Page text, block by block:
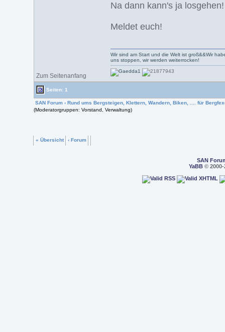
Na dann kann's ja
Meldet euch!
Zum Seitenanfang
Wir sind am Start und die Welt ist groß&&Wir
uns stoppen, wir werden weiterrocken!
Seiten: 1
SAN Forum› Rund ums Bergsteigen, Klettern, Wandern, Biken, .... für
(Moderatorgruppen: Vorstand, Verwaltung)
« Übersicht ‹ Forum
SAN
YaBB© 2000-